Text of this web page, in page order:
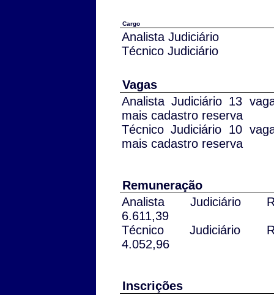
Cargo
Analista Judiciário
Técnico Judiciário
Vagas
Analista Judiciário 13
mais cadastro reserva
Técnico Judiciário 10
mais cadastro reserva
Remuneração
Analista Judiciário
6.611,39
Técnico Judiciário
4.052,96
Inscrições